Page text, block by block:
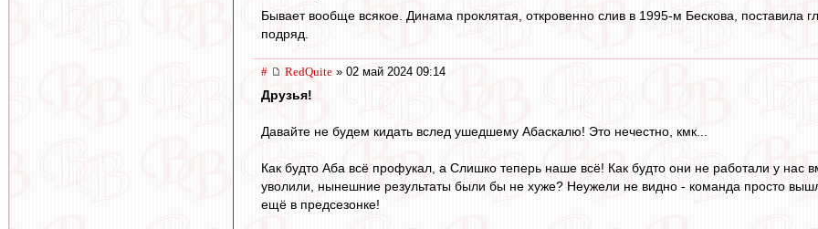
Бывает вообще всякое. Динама проклятая, откровенно слив в 1995-м Бескова,
подряд.
# RedQuite » 02 май 2024 09:14
Друзья!
Давайте не будем кидать вслед ушедшему Абаскалю! Это нечестно, кмк...
Как будто Аба всё профукал, а Слишко теперь наше всё! Как будто они не работали у нас
уволили, нынешние результаты были бы не хуже? Неужели не видно - команда просто
ещё в предсезонке!